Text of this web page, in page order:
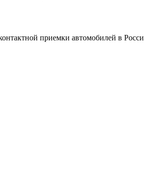
приемки автомобилей в